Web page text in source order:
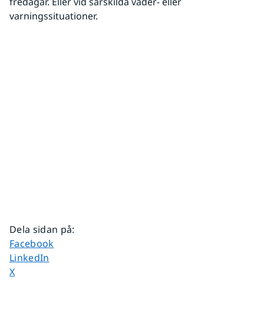
varningssituationer.
Dela sidan på:
Dela sidan på
Facebook
Dela sidan på
LinkedIn
Dela sidan på
X